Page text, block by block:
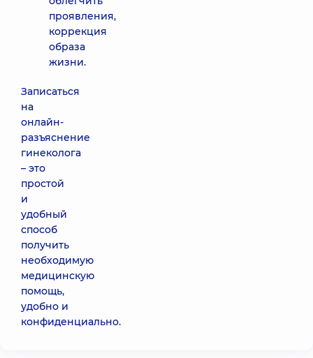
проявления,
коррекция
образа
жизни.
Записаться
на
онлайн-
разъяснение
гинеколога
– это
простой
и
удобный
способ
получить
необходимую
медицинскую
помощь,
удобно и
конфиденциально.